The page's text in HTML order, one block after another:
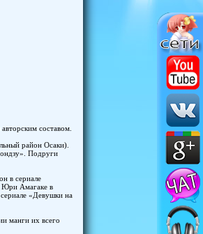
составом.
район Осаки).
Подруги
в сериале
Юри Амагаке в
«Девушки на
манги их всего